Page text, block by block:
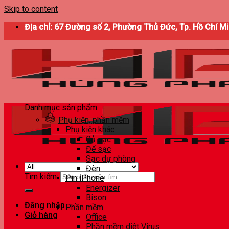
Skip to content
Địa chỉ: 67 Đường số 2, Phường Thủ Đức, Tp. Hồ Chí
Tìm kiếm:
Đăng nhập
Giỏ hàng
Danh mục sản phẩm
Phụ kiện, phần mềm
Phụ kiện khác
Củ sạc
Đế sạc
Sạc dự phòng
Đèn
Pin iPhone
Energizer
Bison
Phần mềm
Office
Phần mềm diệt Virus